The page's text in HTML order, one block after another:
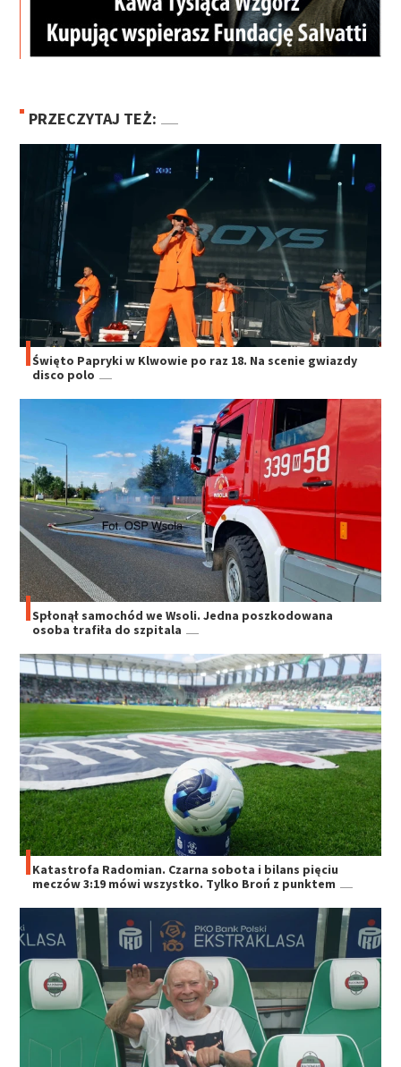
PRZECZYTAJ TEŻ:
Święto Papryki w Klwowie po raz 18. Na scenie gwiazdy
disco polo
Spłonął samochód we Wsoli. Jedna poszkodowana
osoba trafiła do szpitala
Katastrofa Radomian. Czarna sobota i bilans pięciu
meczów 3:19 mówi wszystko. Tylko Broń z punktem